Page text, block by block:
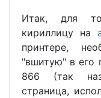
Итак, для
кириллицу на
принтере,
"вшитую" в его
866 (так
страница,